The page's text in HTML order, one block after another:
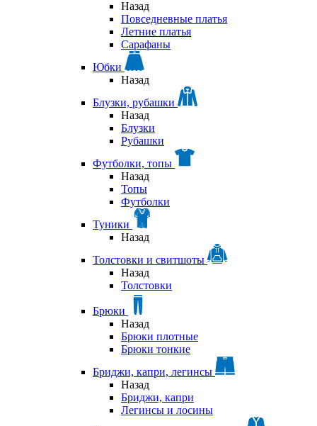
Назад
Повседневные платья
Летние платья
Сарафаны
Юбки
Назад
Блузки, рубашки
Назад
Блузки
Рубашки
Футболки, топы
Назад
Топы
Футболки
Туники
Назад
Толстовки и свитшоты
Назад
Толстовки
Брюки
Назад
Брюки плотные
Брюки тонкие
Бриджи, капри, легинсы
Назад
Бриджи, капри
Легинсы и лосины